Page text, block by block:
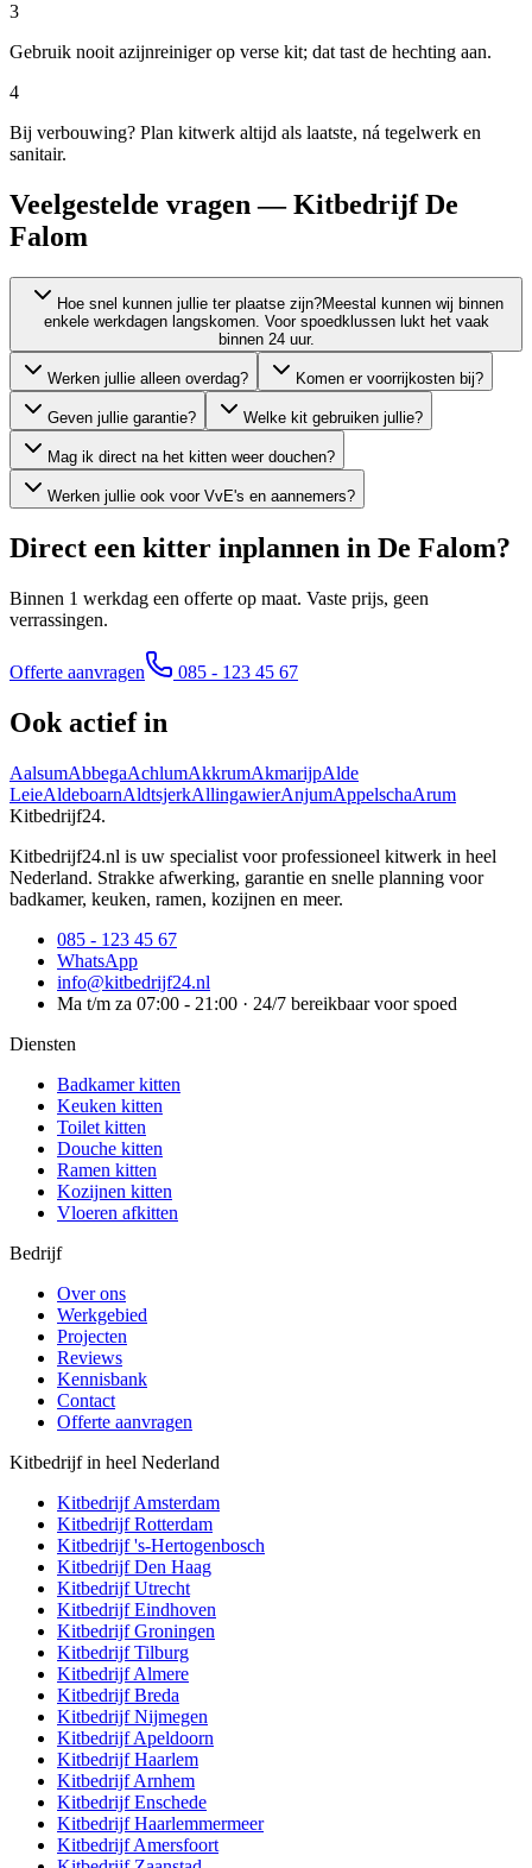
3
Gebruik nooit azijnreiniger op verse kit; dat tast de hechting aan.
4
Bij verbouwing? Plan kitwerk altijd als laatste, ná tegelwerk en
sanitair.
Veelgestelde vragen — Kitbedrijf De
Falom
Hoe snel kunnen jullie ter plaatse zijn?Meestal kunnen wij binnen
enkele werkdagen langskomen. Voor spoedklussen lukt het vaak
binnen 24 uur.
Werken jullie alleen overdag? Komen er voorrijkosten bij?
Geven jullie garantie? Welke kit gebruiken jullie?
Mag ik direct na het kitten weer douchen?
Werken jullie ook voor VvE's en aannemers?
Direct een kitter inplannen in De Falom?
Binnen 1 werkdag een offerte op maat. Vaste prijs, geen
verrassingen.
Offerte aanvragen 085 - 123 45 67
Ook actief in
AalsumAbbegaAchlumAkkrumAkmarijpAlde
LeieAldeboarnAldtsjerkAllingawierAnjumAppelschaArum
Kitbedrijf24.
Kitbedrijf24.nl is uw specialist voor professioneel kitwerk in heel
Nederland. Strakke afwerking, garantie en snelle planning voor
badkamer, keuken, ramen, kozijnen en meer.
085 - 123 45 67
WhatsApp
info@kitbedrijf24.nl
Ma t/m za 07:00 - 21:00 · 24/7 bereikbaar voor spoed
Diensten
Badkamer kitten
Keuken kitten
Toilet kitten
Douche kitten
Ramen kitten
Kozijnen kitten
Vloeren afkitten
Bedrijf
Over ons
Werkgebied
Projecten
Reviews
Kennisbank
Contact
Offerte aanvragen
Kitbedrijf in heel Nederland
KitbedrijfAmsterdam
KitbedrijfRotterdam
Kitbedrijf's-Hertogenbosch
KitbedrijfDen Haag
KitbedrijfUtrecht
KitbedrijfEindhoven
KitbedrijfGroningen
KitbedrijfTilburg
KitbedrijfAlmere
KitbedrijfBreda
KitbedrijfNijmegen
KitbedrijfApeldoorn
KitbedrijfHaarlem
KitbedrijfArnhem
KitbedrijfEnschede
KitbedrijfHaarlemmermeer
KitbedrijfAmersfoort